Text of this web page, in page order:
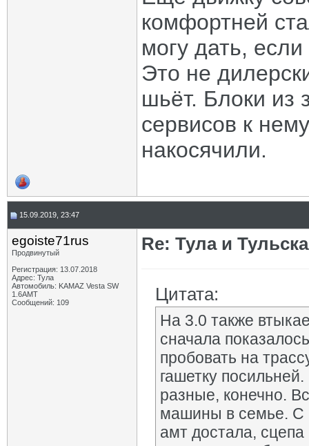
комфортней
могу дать,
Это не
шьёт. Блоки из
сервисов к
накосячили.
15.09.2019, 23:47
egoiste71rus
Продвинутый
Регистрация: 13.07.2018
Адрес: Тула
Автомобиль: KAMAZ Vesta SW
1.6AMT
Сообщений: 109
Re: Тула и
Цитата:
На 3.0 также
сначала
пробовать на
гашетку
разные, конечно.
машины в семье. С
амт достала,